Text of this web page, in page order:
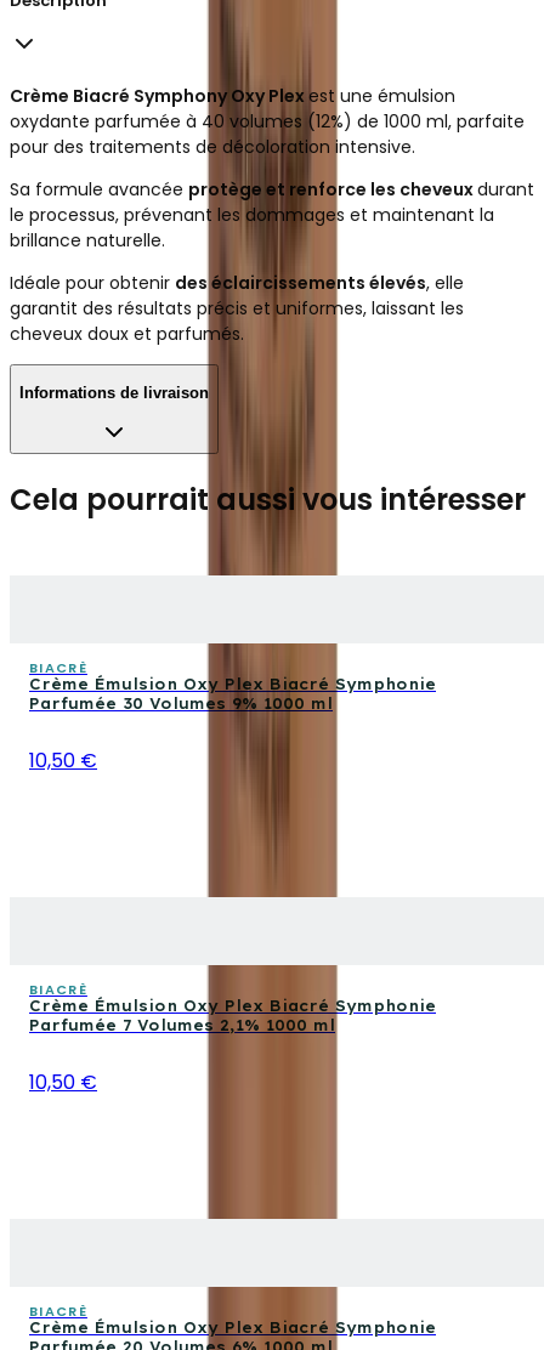
Crème Biacré Symphony Oxy Plex est une émulsion
oxydante parfumée à 40 volumes (12%) de 1000 ml, parfaite
pour des traitements de décoloration intensive.
Sa formule avancée protège et renforce les cheveuxdurant
le processus, prévenant les dommages et maintenant la
brillance naturelle.
Idéale pour obtenir des éclaircissements élevés, elle
garantit des résultats précis et uniformes, laissant les
cheveux doux et parfumés.
Informations de livraison
Cela pourrait aussi vous intéresser
BIACRÈ
Crème Émulsion Oxy Plex Biacré Symphonie
Parfumée 30 Volumes 9% 1000 ml
10,50 €
BIACRÈ
Crème Émulsion Oxy Plex Biacré Symphonie
Parfumée 7 Volumes 2,1% 1000 ml
10,50 €
BIACRÈ
Crème Émulsion Oxy Plex Biacré Symphonie